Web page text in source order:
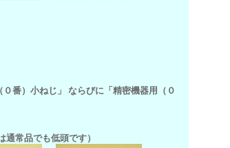
番）小ねじ」 ならびに「精密機器用（０
通常品でも低頭です）